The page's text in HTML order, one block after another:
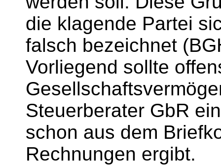
die klagende Partei
falsch bezeichnet
Vorliegend sollte
Steuerberater GbR
schon aus dem
Rechnungen ergibt.